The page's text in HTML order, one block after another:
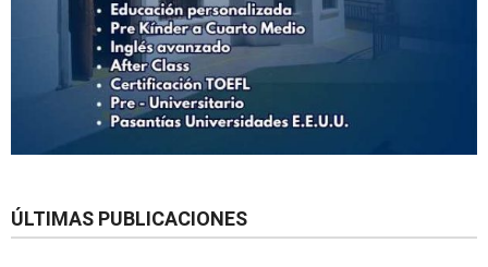
ÚLTIMAS PUBLICACIONES